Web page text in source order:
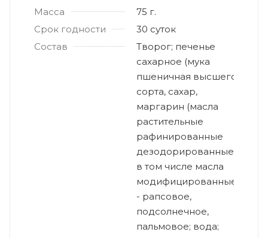
Масса
75 г.
Срок годности
30 суток
Состав
Творог; печенье
сахарное (мука
пшеничная высшего
сорта, сахар,
маргарин (масла
растительные
рафинированные
дезодорированные,
в том числе масла
модифицированные
- рапсовое,
подсолнечное,
пальмовое; вода;